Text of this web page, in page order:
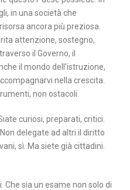
in una società che
ancora più preziosa.
attenzione, sostegno,
il Governo, il
il mondo dell’istruzione,
nella crescita.
non ostacoli.
curiosi, preparati, critici.
delegate ad altri il diritto
sì. Ma siete già cittadini.
Che sia un esame non solo di